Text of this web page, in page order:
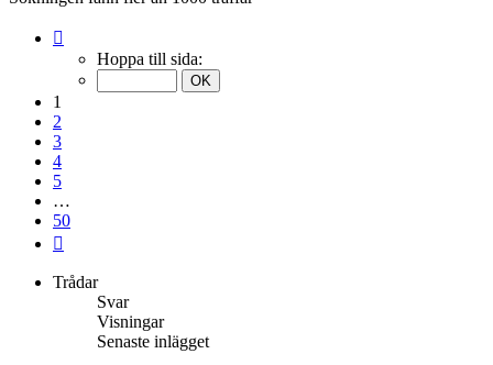
Hoppa till sida:
1
2
3
4
5
…
50
Trådar
Svar
Visningar
Senaste inlägget